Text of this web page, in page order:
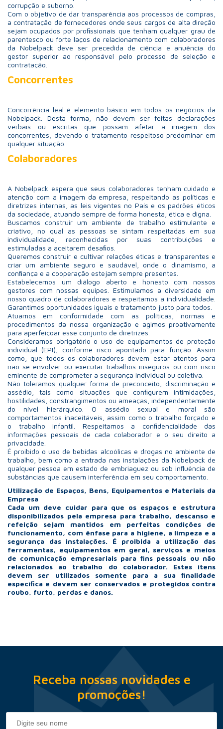
corrupção e suborno.
Com o objetivo de dar transparência aos processos de compras,
a contratação de fornecedores onde seus cargos de alta direção
sejam ocupados por proﬁssionais que tenham qualquer grau de
parentesco ou forte laços de relacionamento com colaboradores
da Nobelpack deve ser precedida de ciência e anuência do
gestor superior ao responsável pelo processo de seleção e
contratação.
Concorrentes
Concorrência leal é elemento básico em todos os negócios da
Nobelpack. Desta forma, não devem ser feitas declarações
verbais ou escritas que possam afetar a imagem dos
concorrentes, devendo o tratamento respeitoso predominar em
qualquer situação.
Colaboradores
A Nobelpack espera que seus colaboradores tenham cuidado e
atenção com a imagem da empresa, respeitando as políticas e
diretrizes internas, as leis vigentes no País e os padrões éticos
da sociedade, atuando sempre de forma honesta, ética e digna.
Buscamos construir um ambiente de trabalho estimulante e
criativo, no qual as pessoas se sintam respeitadas em sua
individualidade, reconhecidas por suas contribuições e
estimuladas a aceitarem desaﬁos.
Queremos construir e cultivar relações éticas e transparentes e
criar um ambiente seguro e saudável, onde o dinamismo, a
conﬁança e a cooperação estejam sempre presentes.
Estabelecemos um diálogo aberto e honesto com nossos
gestores com nossas equipes. Estimulamos a diversidade em
nosso quadro de colaboradores e respeitamos a individualidade.
Garantimos oportunidades iguais e tratamento justo para todos.
Atuamos em conformidade com as políticas, normas e
procedimentos da nossa organização e agimos proativamente
para aperfeiçoar esse conjunto de diretrizes.
Consideramos obrigatório o uso de equipamentos de proteção
individual (EPI), conforme risco apontado para função. Assim
como, que todos os colaboradores devem estar atentos para
não se envolver ou executar trabalhos inseguros ou com risco
eminente de comprometer a segurança individual ou coletiva.
Não toleramos qualquer forma de preconceito, discriminação e
assédio, tais como situações que conﬁgurem intimidações,
hostilidades, constrangimentos ou ameaças, independentemente
do nível hierárquico. O assédio sexual e moral são
comportamentos inaceitáveis, assim como o trabalho forçado e
o trabalho infantil. Respeitamos a conﬁdencialidade das
informações pessoais de cada colaborador e o seu direito a
privacidade.
É proibido o uso de bebidas alcoólicas e drogas no ambiente de
trabalho, bem como a entrada nas instalações da Nobelpack de
qualquer pessoa em estado de embriaguez ou sob inﬂuência de
substâncias que causem interferência em seu comportamento.
Utilização de Espaços, Bens, Equipamentos e Materiais da
Empresa
Cada um deve cuidar para que os espaços e estrutura
disponibilizados pela empresa para trabalho, descanso e
refeição sejam mantidos em perfeitas condições de
funcionamento, com ênfase para a higiene, a limpeza e a
segurança das instalações. É proibida a utilização das
ferramentas, equipamentos em geral, serviços e meios
de comunicação empresariais para ﬁns pessoais ou não
relacionados ao trabalho do colaborador. Estes itens
devem ser utilizados somente para a sua ﬁnalidade
especíﬁca e devem ser conservados e protegidos contra
roubo, furto, perdas e danos.
Receba nossas novidades e
promoções!